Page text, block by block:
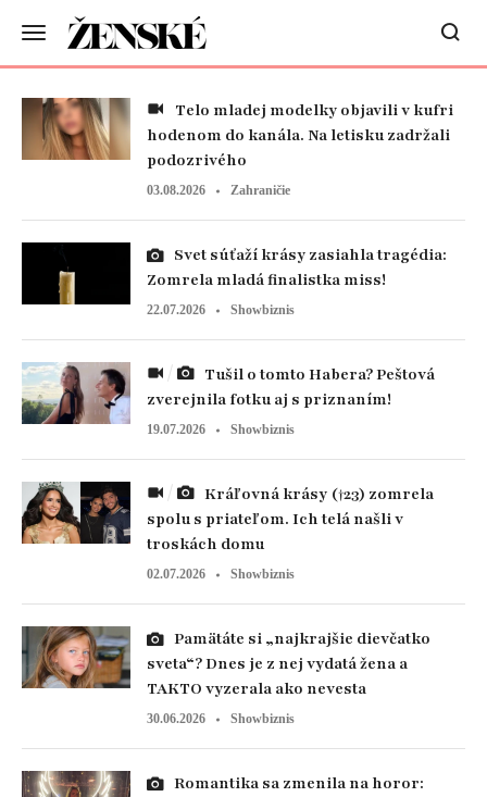
hodenom do kanála. Na letisku zadržali
podozrivého
03.08.2026 Zahraničie
Zomrela mladá finalistka miss!
22.07.2026 Showbiznis
zverejnila fotku aj s priznaním!
19.07.2026 Showbiznis
spolu s priateľom. Ich telá našli v
troskách domu
02.07.2026 Showbiznis
sveta“? Dnes je z nej vydatá žena a
TAKTO vyzerala ako nevesta
30.06.2026 Showbiznis